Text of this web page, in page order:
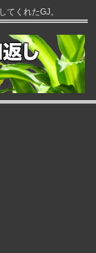
てくれたGJ。